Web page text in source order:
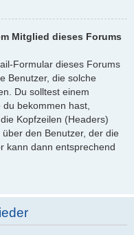
Mitglied dieses Forums
Formular dieses Forums
Benutzer, die solche
Du solltest einem
bekommen hast,
Kopfzeilen (Headers)
den Benutzer, der die
kann dann entsprechend